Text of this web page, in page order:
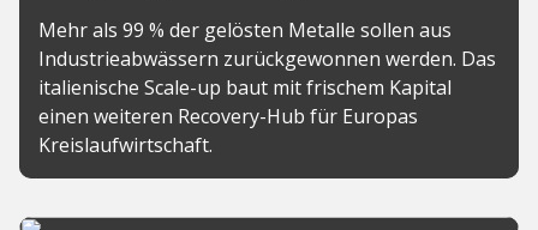
Mehr als 99 % der gelösten Metalle sollen aus
Industrieabwässern zurückgewonnen werden. Das
italienische Scale-up baut mit frischem Kapital
einen weiteren Recovery-Hub für Europas
Kreislaufwirtschaft.